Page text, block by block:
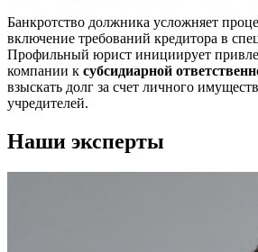
Банкротство должника усложняет
включение требований кредитора в
Профильный юрист инициирует
компании к субсидиарной
взыскать долг за счет личного
учредителей.
Наши эксперты